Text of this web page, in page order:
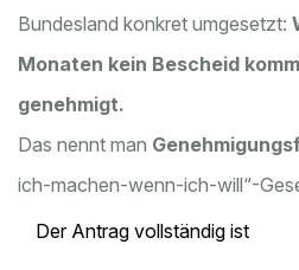
Bundesland konkret umgesetzt:
Monaten kein Bescheid
genehmigt.
Das nennt man
ich-machen-wenn-ich-will“-
Der Antrag vollständig ist